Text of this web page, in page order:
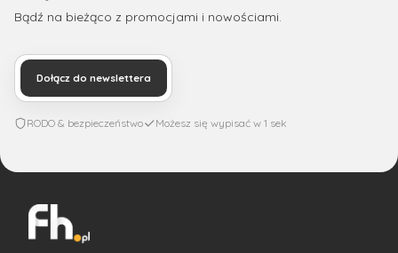
Bądź na bieżąco z promocjami i nowościami.
Dołącz do newslettera
RODO & bezpieczeństwo Możesz się wypisać w 1 sek